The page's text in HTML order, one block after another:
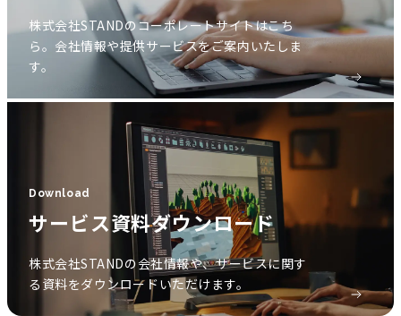
株式会社STANDのコーポレートサイトはこち
ら。会社情報や提供サービスをご案内いたしま
す。
Download
サービス資料ダウンロード
株式会社STANDの会社情報や、サービスに関す
る資料をダウンロードいただけます。